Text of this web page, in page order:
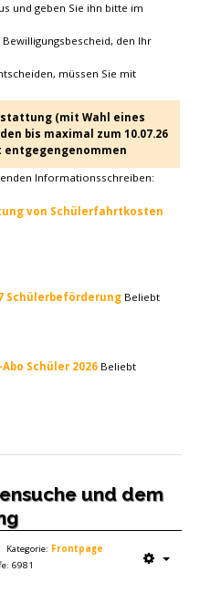
und geben Sie ihn bitte im
den Ihr
müssen Sie mit
(mit Wahl eines
bis maximal zum 10.07.26
entgegengenommen
Informationsschreiben:
von Schülerfahrtkosten
Schülerbeförderung Beliebt
Schüler 2026 Beliebt
und dem
Kategorie: Frontpage
6981